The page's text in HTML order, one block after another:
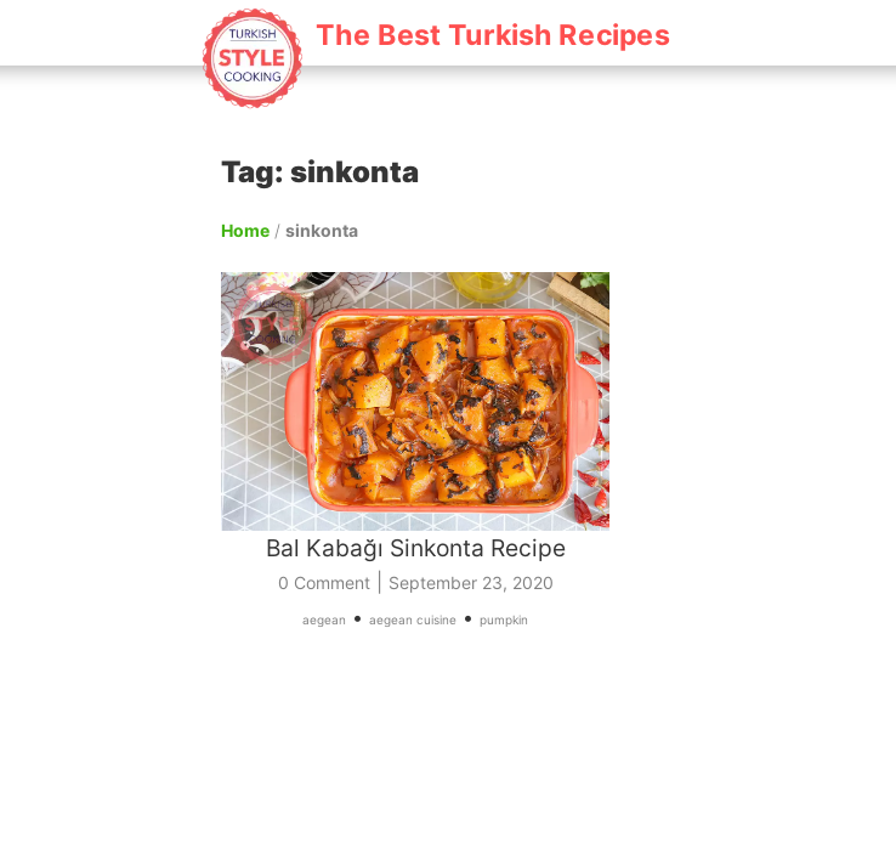
The Best Turkish Recipes
Tag: sinkonta
Home / sinkonta
Bal Kabağı Sinkonta Recipe
0 Comment| September 23, 2020
aegean • aegean cuisine • pumpkin